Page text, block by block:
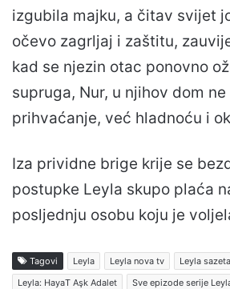
izgubila majku, a čitav svijet
očevo zagrljaj i zaštitu,
kad se njezin otac ponovno
supruga, Nur, u njihov dom
prihvaćanje, već hladnoću i
Iza prividne brige krije se
postupke Leyla skupo plaća
posljednju osobu koju je
Tagovi Leyla Leyla nova tv
Leyla
Leyla: HayaT Aşk Adalet
Sve epizode serije